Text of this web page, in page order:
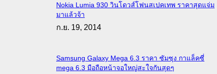
Nokia Lumia 930 วินโดวส์โฟนสเปคเทพ ราคาสุดแจ่ม
มาแล้วจ้า
ก.ย. 19, 2014
Samsung Galaxy Mega 6.3 ราคา ซัมซุง กาแล็คซี่
mega 6.3 มือถือหน้าจอใหญ่สะใจกันสุดๆ